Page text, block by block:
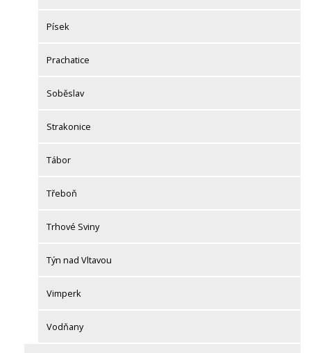
Písek
Prachatice
Soběslav
Strakonice
Tábor
Třeboň
Trhové Sviny
Týn nad Vltavou
Vimperk
Vodňany